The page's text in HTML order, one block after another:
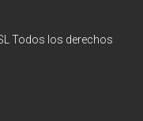
Todos los derechos